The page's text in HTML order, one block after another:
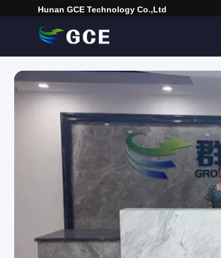
Hunan GCE Technology Co.,Ltd